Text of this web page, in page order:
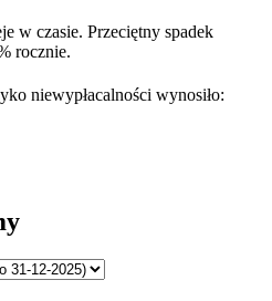
w czasie. Przeciętny spadek
rocznie.
niewypłacalności wynosiło: